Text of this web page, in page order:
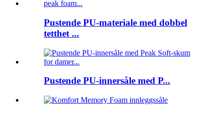
Pustende PU-materiale med dobbel
tetthet ...
Pustende PU-innersåle med P...